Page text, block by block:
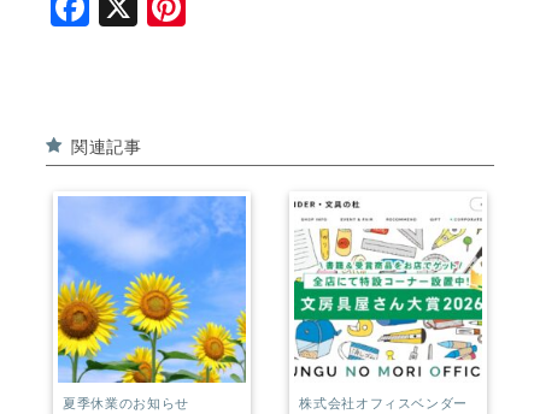
b
o
o
k
r
e
st
関連記事
夏季休業のお知らせ
株式会社オフィスベンダー